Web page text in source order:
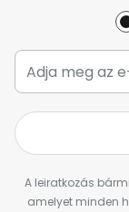
A leiratkozás
amelyet minden